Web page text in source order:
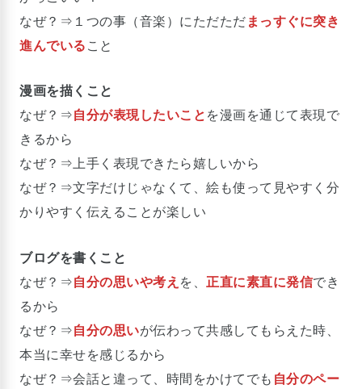
なぜ？⇒１つの事（音楽）にただただ まっすぐに突き
進んでいる こと
漫画を描くこと
なぜ？⇒自分が表現したいこと を漫画を通じて表現で
きるから
なぜ？⇒上手く表現できたら嬉しいから
なぜ？⇒文字だけじゃなくて、絵も使って見やすく分
かりやすく伝えることが楽しい
ブログを書くこと
なぜ？⇒自分の思いや考え を、 正直に素直に発信でき
るから
なぜ？⇒自分の思いが伝わって共感してもらえた時、
本当に幸せを感じるから
なぜ？⇒会話と違って、時間をかけてでも 自分のペー